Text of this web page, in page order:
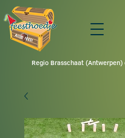
Regio Brasschaat